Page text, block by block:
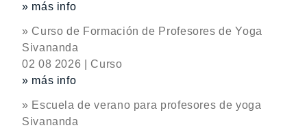
» más info
» Curso de Formación de Profesores de Yoga
Sivananda
02 08 2026 | Curso
» más info
» Escuela de verano para profesores de yoga
Sivananda